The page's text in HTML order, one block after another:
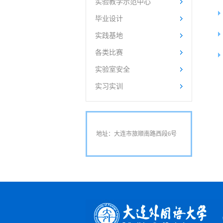
实验教学示范中心
毕业设计
实践基地
各类比赛
实验室安全
实习实训
地址：大连市旅顺南路西段6号